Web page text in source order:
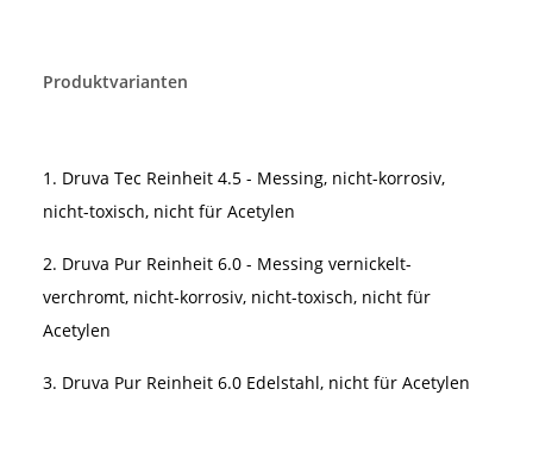
Produktvarianten
1. Druva Tec Reinheit 4.5 - Messing, nicht-korrosiv,
nicht-toxisch, nicht für Acetylen
2. Druva Pur Reinheit 6.0 - Messing vernickelt-
verchromt, nicht-korrosiv, nicht-toxisch, nicht für
Acetylen
3. Druva Pur Reinheit 6.0 Edelstahl, nicht für Acetylen